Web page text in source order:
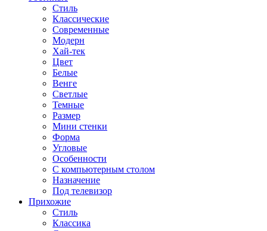
Стиль
Классические
Современные
Модерн
Хай-тек
Цвет
Белые
Венге
Светлые
Темные
Размер
Мини стенки
Форма
Угловые
Особенности
С компьютерным столом
Назначение
Под телевизор
Прихожие
Стиль
Классика